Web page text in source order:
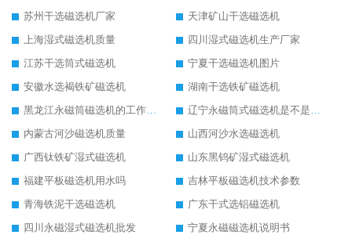
苏州干选磁选机厂家
天津矿山干选磁选机
上海湿式磁选机质量
四川湿式磁选机生产厂家
江苏干选筒式磁选机
宁夏干选磁选机图片
安徽水选褐铁矿磁选机
湖南干选铁矿磁选机
黑龙江永磁筒磁选机的工作原理
辽宁永磁筒式磁选机是不是强磁
内蒙古河沙磁选机质量
山西河沙水选磁选机
广西钛铁矿湿式磁选机
山东黑钨矿湿式磁选机
福建平板磁选机用水吗
吉林平板磁选机技术参数
青海铁泥干选磁选机
广东干式选铝磁选机
四川永磁湿式磁选机批发
宁夏永磁磁选机说明书